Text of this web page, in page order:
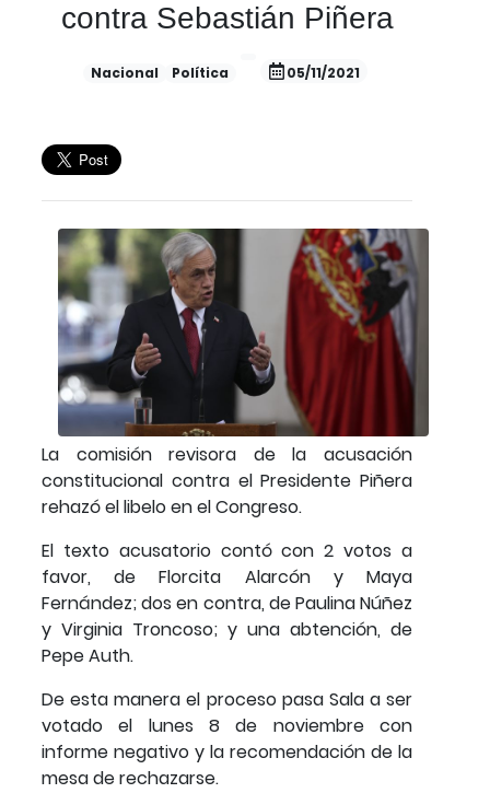
contra Sebastián Piñera
Nacional Política 05/11/2021
La comisión revisora de la acusación
constitucional contra el Presidente Piñera
rehazó el libelo en el Congreso.
El texto acusatorio contó con 2 votos a
favor, de Florcita Alarcón y Maya
Fernández; dos en contra, de Paulina Núñez
y Virginia Troncoso; y una abtención, de
Pepe Auth.
De esta manera el proceso pasa Sala a ser
votado el lunes 8 de noviembre con
informe negativo y la recomendación de la
mesa de rechazarse.